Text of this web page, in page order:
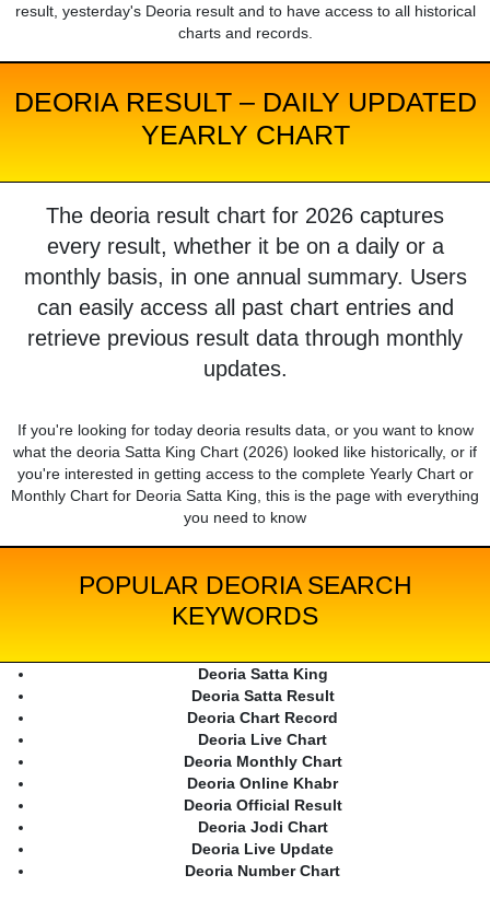
result, yesterday's Deoria result and to have access to all historical
charts and records.
DEORIA RESULT – DAILY UPDATED
YEARLY CHART
The deoria result chart for 2026 captures
every result, whether it be on a daily or a
monthly basis, in one annual summary. Users
can easily access all past chart entries and
retrieve previous result data through monthly
updates.
If you're looking for today deoria results data, or you want to know
what the deoria Satta King Chart (2026) looked like historically, or if
you're interested in getting access to the complete Yearly Chart or
Monthly Chart for Deoria Satta King, this is the page with everything
you need to know
POPULAR DEORIA SEARCH
KEYWORDS
Deoria Satta King
Deoria Satta Result
Deoria Chart Record
Deoria Live Chart
Deoria Monthly Chart
Deoria Online Khabr
Deoria Official Result
Deoria Jodi Chart
Deoria Live Update
Deoria Number Chart